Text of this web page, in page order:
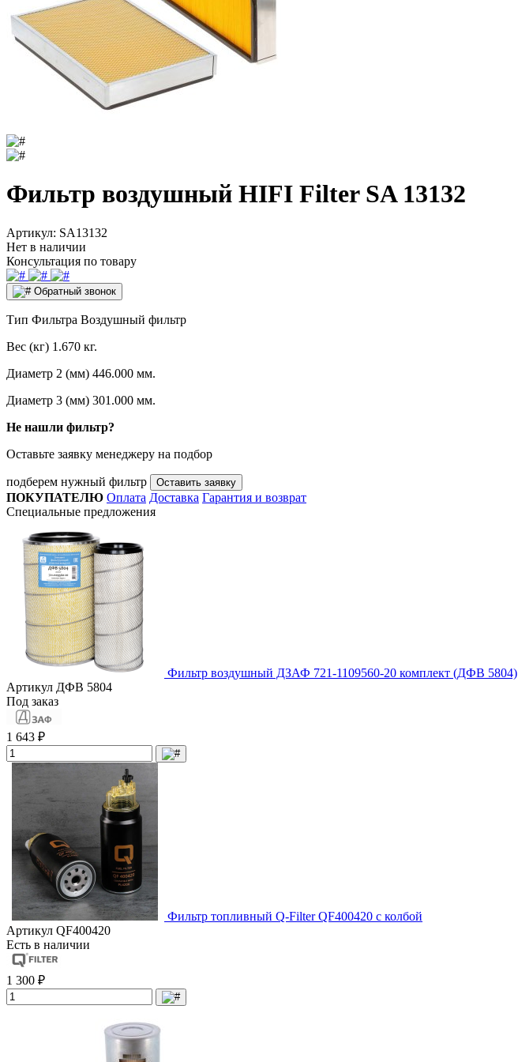
Фильтр воздушный HIFI Filter SA 13132
Артикул: SA13132
Нет в наличии
Консультация по товару
Обратный звонок
Тип Фильтра Воздушный фильтр
Вес (кг) 1.670 кг.
Диаметр 2 (мм) 446.000 мм.
Диаметр 3 (мм) 301.000 мм.
Не нашли фильтр?
Оставьте заявку менеджеру на подбор
подберем нужный фильтр Оставить заявку
ПОКУПАТЕЛЮ Оплата Доставка Гарантия и возврат
Специальные предложения
Фильтр воздушный ДЗАФ 721-1109560-20 комплект (ДФВ 5804)
Артикул ДФВ 5804
Под заказ
1 643 ₽
Фильтр топливный Q-Filter QF400420 с колбой
Артикул QF400420
Есть в наличии
1 300 ₽